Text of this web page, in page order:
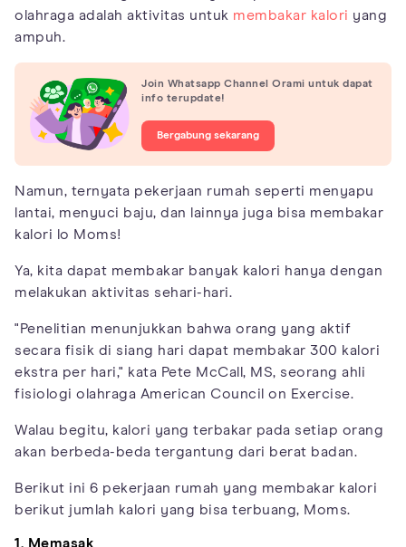
olahraga adalah aktivitas untuk membakar kalori yang
ampuh.
Join Whatsapp Channel Orami untuk dapat
info terupdate!
Bergabung sekarang
Namun, ternyata pekerjaan rumah seperti menyapu
lantai, menyuci baju, dan lainnya juga bisa membakar
kalori lo Moms!
Ya, kita dapat membakar banyak kalori hanya dengan
melakukan aktivitas sehari-hari.
"Penelitian menunjukkan bahwa orang yang aktif
secara fisik di siang hari dapat membakar 300 kalori
ekstra per hari," kata Pete McCall, MS, seorang ahli
fisiologi olahraga American Council on Exercise.
Walau begitu, kalori yang terbakar pada setiap orang
akan berbeda-beda tergantung dari berat badan.
Berikut ini 6 pekerjaan rumah yang membakar kalori
berikut jumlah kalori yang bisa terbuang, Moms.
1. Memasak